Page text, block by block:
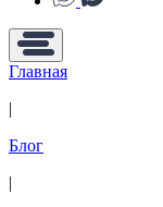
Главная
|
Блог
|